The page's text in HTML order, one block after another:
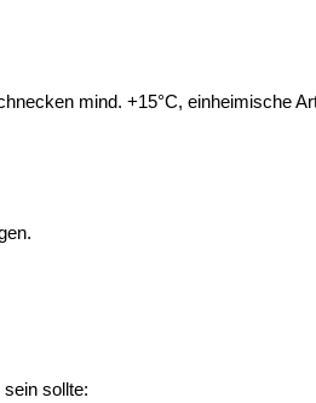
mind. +15°C, einheimische
sollte: